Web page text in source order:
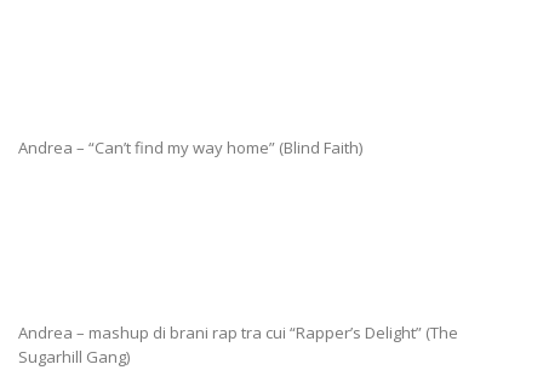
Andrea – “Can’t find my way home” (Blind Faith)
Andrea – mashup di brani rap tra cui “Rapper’s Delight” (The
Sugarhill Gang)